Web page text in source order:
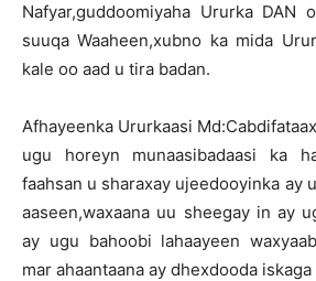
Nafyar,guddoomiyaha Ururka DAN
suuqa Waaheen,xubno ka mida
kale oo aad u tira badan.
Afhayeenka Ururkaasi
ugu horeyn munaasibadaasi ka
faahsan u sharaxay ujeedooyinka ay
aaseen,waxaana uu sheegay in ay
ay ugu bahoobi lahaayeen
mar ahaantaana ay dhexdooda